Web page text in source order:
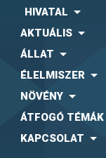
HIVATAL
AKTUÁLIS
ÁLLAT
ÉLELMISZER
NÖVÉNY
ÁTFOGÓ TÉMÁK
KAPCSOLAT